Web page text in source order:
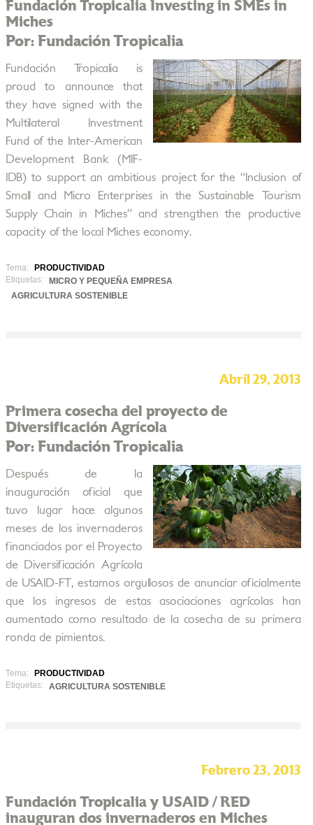
Fundación Tropicalia Investing in SMEs in
Miches
Por: Fundación Tropicalia
Fundación Tropicalia is
proud to announce that
they have signed with the
Multilateral Investment
Fund of the Inter-American
Development Bank (MIF-
IDB) to support an ambitious project for the “Inclusion of
Small and Micro Enterprises in the Sustainable Tourism
Supply Chain in Miches” and strengthen the productive
capacity of the local Miches economy.
Tema:
PRODUCTIVIDAD
Etiquetas:
MICRO Y PEQUEÑA EMPRESA
AGRICULTURA SOSTENIBLE
Abril 29, 2013
Primera cosecha del proyecto de
Diversificación Agrícola
Por: Fundación Tropicalia
Después de la
inauguración oficial que
tuvo lugar hace algunos
meses de los invernaderos
financiados por el Proyecto
de Diversificación Agrícola
de USAID-FT, estamos orgullosos de anunciar oficialmente
que los ingresos de estas asociaciones agrícolas han
aumentado como resultado de la cosecha de su primera
ronda de pimientos.
Tema:
PRODUCTIVIDAD
Etiquetas:
AGRICULTURA SOSTENIBLE
Febrero 23, 2013
Fundación Tropicalia y USAID / RED
inauguran dos invernaderos en Miches